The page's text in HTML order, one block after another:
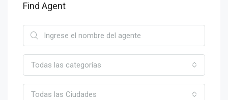
Find Agent
Todas las categorías
Todas las Ciudades